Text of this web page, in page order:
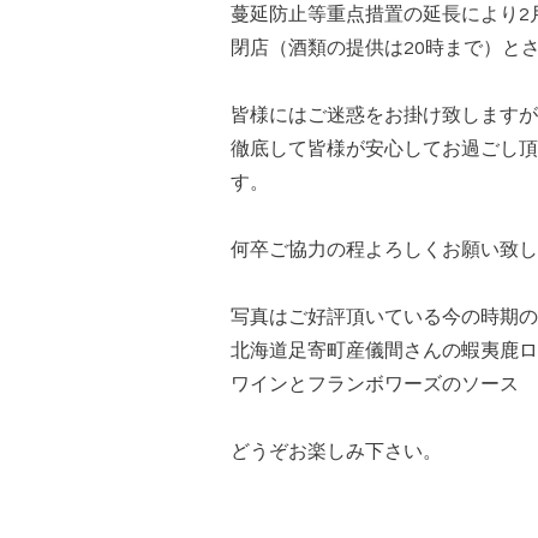
蔓延防止等重点措置の延長により
閉店（酒類の提供は20時まで）と
皆様にはご迷惑をお掛け致します
徹底して皆様が安心してお過ごし
す。
何卒ご協力の程よろしくお願い致
写真はご好評頂いている今の時期
北海道足寄町産儀間さんの蝦夷鹿
ワインとフランボワーズのソー
どうぞお楽しみ下さい。